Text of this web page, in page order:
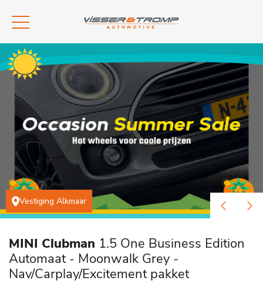
Vestiging Alkmaar
MINI Clubman 1.5 One Business Edition
Automaat - Moonwalk Grey -
Nav/Carplay/Excitement pakket